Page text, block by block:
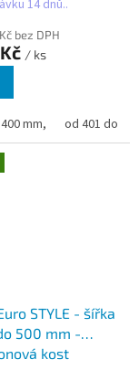
501 do 600 mm, od
14 dnů..
bez DPH
/ ks
mm, od 401 do
STYLE - šířka
500 mm -
kost